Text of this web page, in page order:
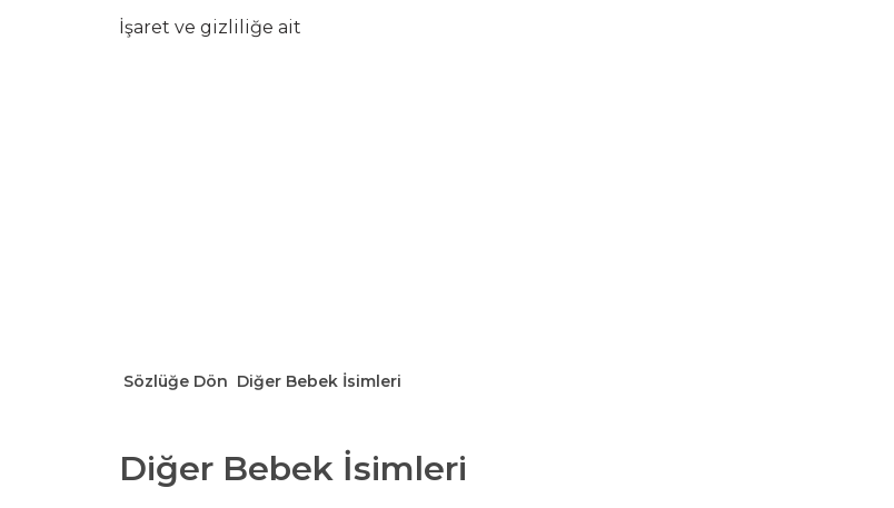
İşaret ve gizliliğe ait
Sözlüğe Dön Diğer Bebek İsimleri
Diğer Bebek İsimleri